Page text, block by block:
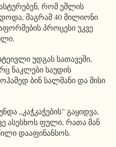
რომ ეშლის
მაგრამ 40 მილიონი
პროცესი უკვე
უდგას სათავეში,
ნაკლები საუდის
ბინ სალმანი და მისი
„კაჭკაჭების” გაყიდვა,
ასესხოს ფული, რათა მან
დააფინანსოს.